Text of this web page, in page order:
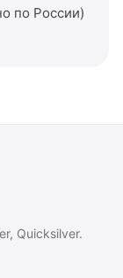
по России)
Quicksilver.